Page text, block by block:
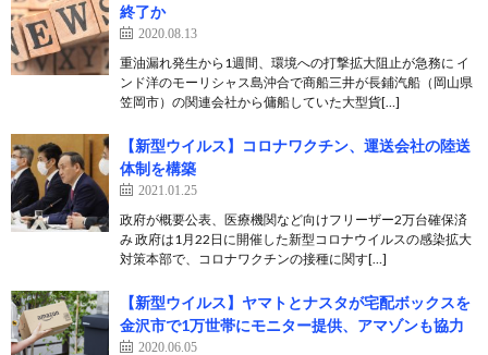
終了か
2020.08.13
重油漏れ発生から1週間、環境への打撃拡大阻止が急務に イ
ンド洋のモーリシャス島沖合で商船三井が長鋪汽船（岡山県
笠岡市）の関連会社から傭船していた大型貨[…]
【新型ウイルス】コロナワクチン、運送会社の陸送
体制を構築
2021.01.25
政府が概要公表、医療機関など向けフリーザー2万台確保済
み 政府は1月22日に開催した新型コロナウイルスの感染拡大
対策本部で、コロナワクチンの接種に関す[…]
【新型ウイルス】ヤマトとナスタが宅配ボックスを
金沢市で1万世帯にモニター提供、アマゾンも協力
2020.06.05